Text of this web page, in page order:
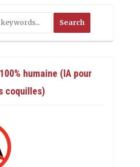
humaine (IA pour
coquilles)